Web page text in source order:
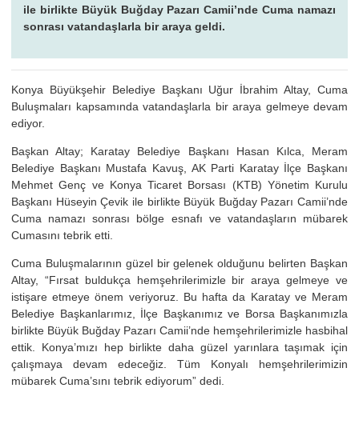
ile birlikte Büyük Buğday Pazarı Camii’nde Cuma namazı
sonrası vatandaşlarla bir araya geldi.
Konya Büyükşehir Belediye Başkanı Uğur İbrahim Altay, Cuma
Buluşmaları kapsamında vatandaşlarla bir araya gelmeye devam
ediyor.
Başkan Altay; Karatay Belediye Başkanı Hasan Kılca, Meram
Belediye Başkanı Mustafa Kavuş, AK Parti Karatay İlçe Başkanı
Mehmet Genç ve Konya Ticaret Borsası (KTB) Yönetim Kurulu
Başkanı Hüseyin Çevik ile birlikte Büyük Buğday Pazarı Camii’nde
Cuma namazı sonrası bölge esnafı ve vatandaşların mübarek
Cumasını tebrik etti.
Cuma Buluşmalarının güzel bir gelenek olduğunu belirten Başkan
Altay, “Fırsat buldukça hemşehrilerimizle bir araya gelmeye ve
istişare etmeye önem veriyoruz. Bu hafta da Karatay ve Meram
Belediye Başkanlarımız, İlçe Başkanımız ve Borsa Başkanımızla
birlikte Büyük Buğday Pazarı Camii’nde hemşehrilerimizle hasbihal
ettik. Konya’mızı hep birlikte daha güzel yarınlara taşımak için
çalışmaya devam edeceğiz. Tüm Konyalı hemşehrilerimizin
mübarek Cuma’sını tebrik ediyorum” dedi.